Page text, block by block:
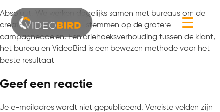
☰
Absoluut. We werken dagelijks samen met bureaus om de
creatieve executie af te stemmen op de grotere
campagnedoelen. Een driehoeksverhouding tussen de klant,
het bureau en VideoBird is een bewezen methode voor het
beste resultaat.
Geef een reactie
Je e-mailadres wordt niet gepubliceerd. Vereiste velden zijn